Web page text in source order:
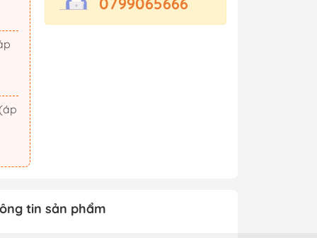
Triển
Xúc
Dục
tin sản phẩm